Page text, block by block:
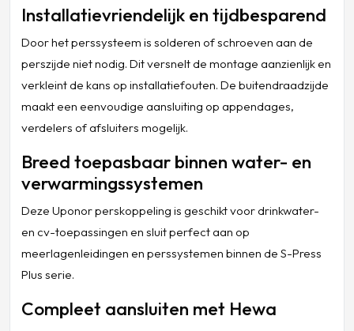
Installatievriendelijk en tijdbesparend
Door het perssysteem is solderen of schroeven aan de
perszijde niet nodig. Dit versnelt de montage aanzienlijk en
verkleint de kans op installatiefouten. De buitendraadzijde
maakt een eenvoudige aansluiting op appendages,
verdelers of afsluiters mogelijk.
Breed toepasbaar binnen water- en
verwarmingssystemen
Deze Uponor perskoppeling is geschikt voor drinkwater-
en cv-toepassingen en sluit perfect aan op
meerlagenleidingen en perssystemen binnen de S-Press
Plus serie.
Compleet aansluiten met Hewa